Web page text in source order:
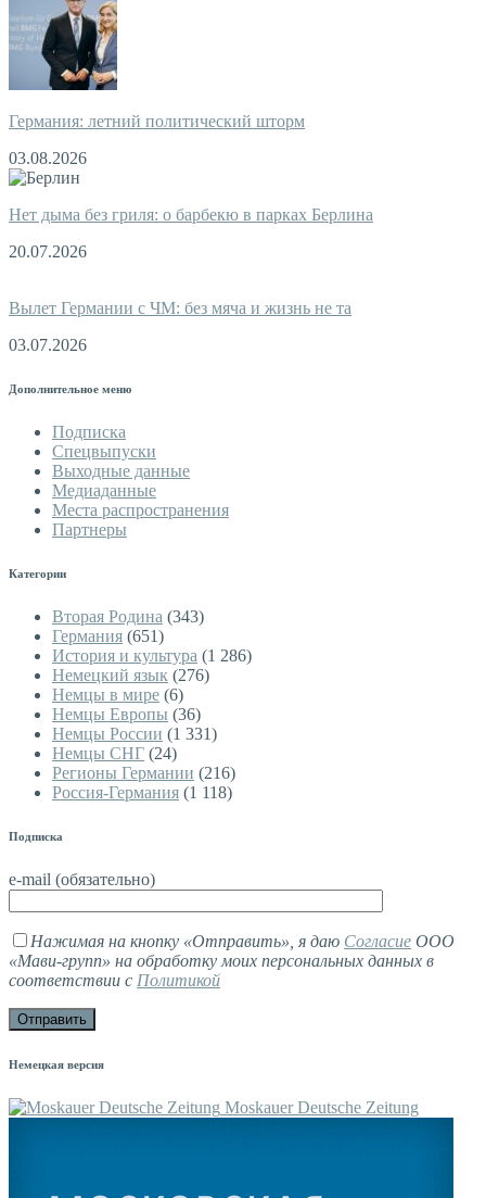
Германия: летний политический шторм
03.08.2026
Нет дыма без гриля: о барбекю в парках Берлина
20.07.2026
Вылет Германии с ЧМ: без мяча и жизнь не та
03.07.2026
Дополнительное меню
Подписка
Спецвыпуски
Выходные данные
Медиаданные
Места распространения
Партнеры
Категории
Вторая Родина (343)
Германия (651)
История и культура (1 286)
Немецкий язык (276)
Немцы в мире (6)
Немцы Европы (36)
Немцы России (1 331)
Немцы СНГ (24)
Регионы Германии (216)
Россия-Германия (1 118)
Подписка
e-mail (обязательно)
Нажимая на кнопку «Отправить», я даю Согласие ООО
«Мави-групп» на обработку моих персональных данных в
соответствии с Политикой
Немецкая версия
Moskauer Deutsche Zeitung